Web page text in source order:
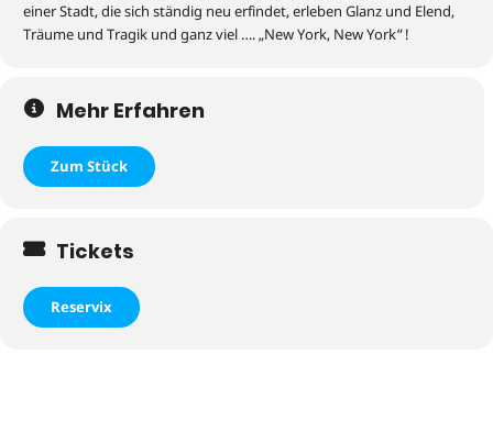
einer Stadt, die sich ständig neu erfindet,erleben Glanz und Elend,
Träume und Tragik und ganz viel ….„New York, New York“!
Mehr Erfahren
Zum Stück
Tickets
Reservix